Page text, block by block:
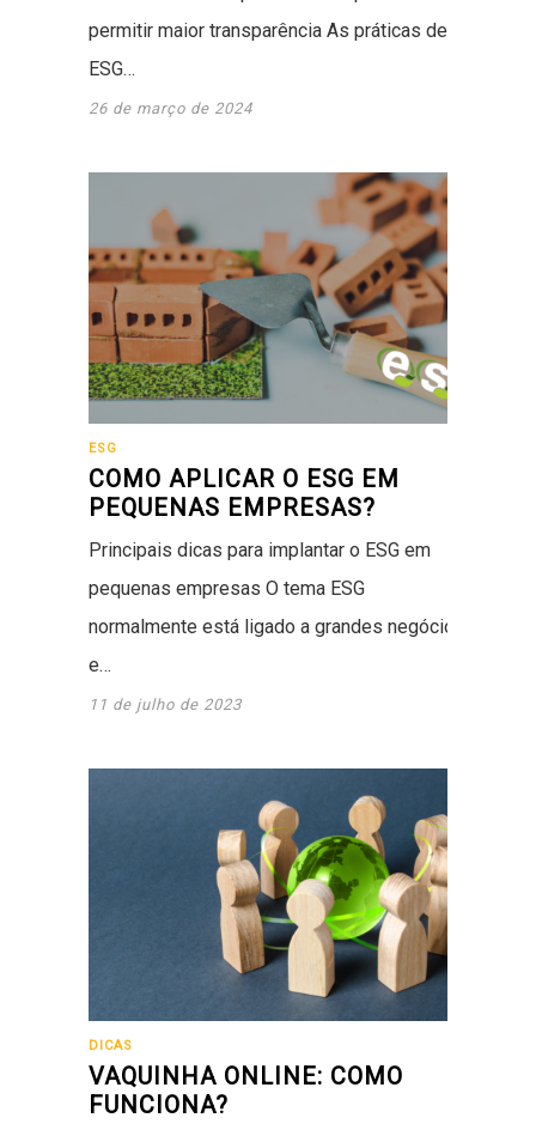
permitir maior transparência As práticas de
ESG…
26 de março de 2024
ESG
COMO APLICAR O ESG EM
PEQUENAS EMPRESAS?
Principais dicas para implantar o ESG em
pequenas empresas O tema ESG
normalmente está ligado a grandes negócios
e…
11 de julho de 2023
DICAS
VAQUINHA ONLINE: COMO
FUNCIONA?